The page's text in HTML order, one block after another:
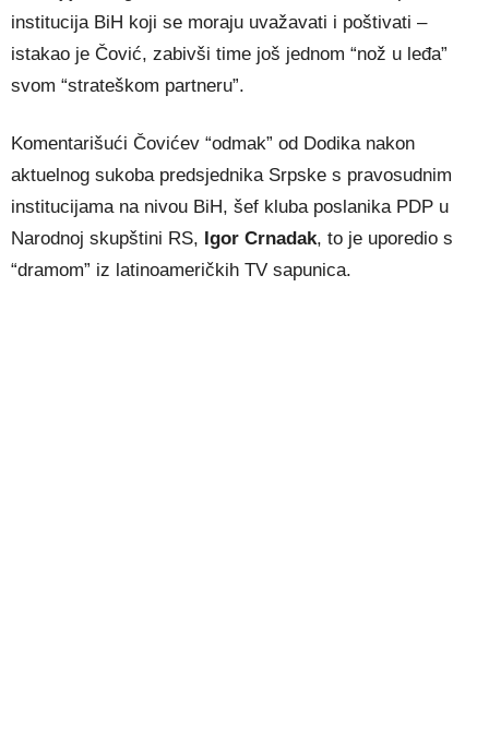
institucija BiH koji se moraju uvažavati i poštivati –
istakao je Čović, zabivši time još jednom “nož u leđa”
svom “strateškom partneru”.
Komentarišući Čovićev “odmak” od Dodika nakon
aktuelnog sukoba predsjednika Srpske s pravosudnim
institucijama na nivou BiH, šef kluba poslanika PDP u
Narodnoj skupštini RS, Igor Crnadak, to je uporedio s
“dramom” iz latinoameričkih TV sapunica.